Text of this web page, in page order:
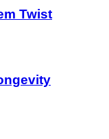
Twist